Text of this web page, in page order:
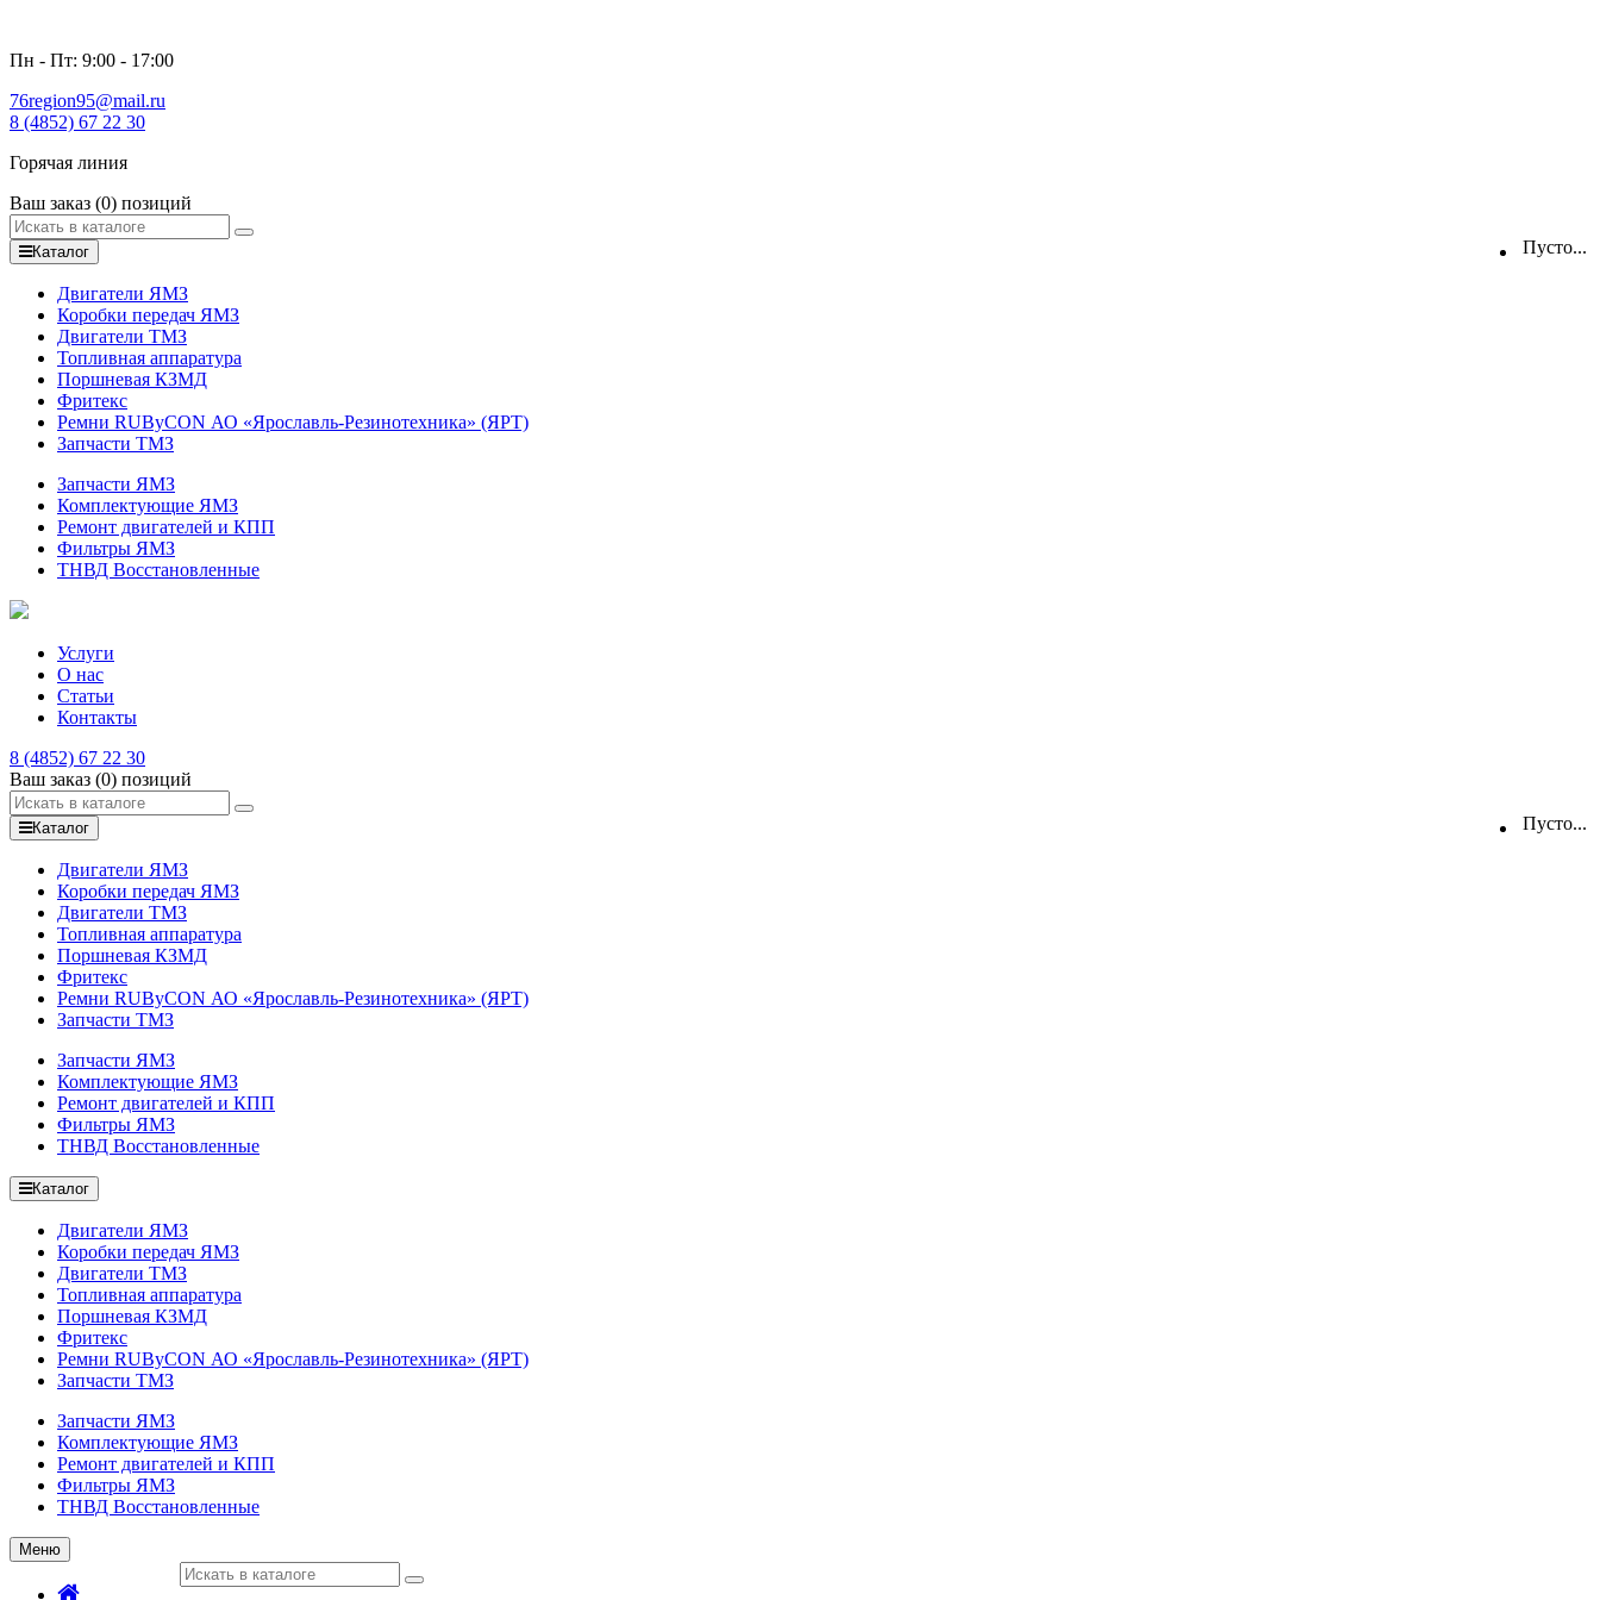
Пн - Пт: 9:00 - 17:00
76region95@mail.ru
8 (4852) 67 22 30
Горячая линия
Ваш заказ (0) позиций
Пусто...
Каталог
Двигатели ЯМЗ
Коробки передач ЯМЗ
Двигатели ТМЗ
Топливная аппаратура
Поршневая КЗМД
Фритекс
Ремни RUByCON АО «Ярославль-Резинотехника» (ЯРТ)
Запчасти ТМЗ
Запчасти ЯМЗ
Комплектующие ЯМЗ
Ремонт двигателей и КПП
Фильтры ЯМЗ
ТНВД Восстановленные
Услуги
О нас
Статьи
Контакты
8 (4852) 67 22 30
Ваш заказ (0) позиций
Пусто...
Каталог
Двигатели ЯМЗ
Коробки передач ЯМЗ
Двигатели ТМЗ
Топливная аппаратура
Поршневая КЗМД
Фритекс
Ремни RUByCON АО «Ярославль-Резинотехника» (ЯРТ)
Запчасти ТМЗ
Запчасти ЯМЗ
Комплектующие ЯМЗ
Ремонт двигателей и КПП
Фильтры ЯМЗ
ТНВД Восстановленные
Каталог
Двигатели ЯМЗ
Коробки передач ЯМЗ
Двигатели ТМЗ
Топливная аппаратура
Поршневая КЗМД
Фритекс
Ремни RUByCON АО «Ярославль-Резинотехника» (ЯРТ)
Запчасти ТМЗ
Запчасти ЯМЗ
Комплектующие ЯМЗ
Ремонт двигателей и КПП
Фильтры ЯМЗ
ТНВД Восстановленные
Меню